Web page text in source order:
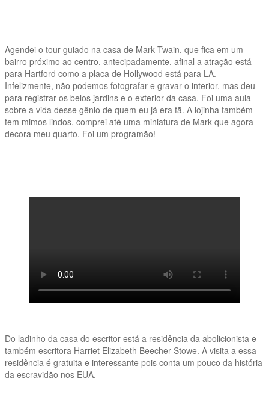
Agendei o tour guiado na casa de Mark Twain, que fica em um
bairro próximo ao centro, antecipadamente, afinal a atração está
para Hartford como a placa de Hollywood está para LA.
Infelizmente, não podemos fotografar e gravar o interior, mas deu
para registrar os belos jardins e o exterior da casa. Foi uma aula
sobre a vida desse gênio de quem eu já era fã. A lojinha também
tem mimos lindos, comprei até uma miniatura de Mark que agora
decora meu quarto. Foi um programão!
Do ladinho da casa do escritor está a residência da abolicionista e
também escritora Harriet Elizabeth Beecher Stowe. A visita a essa
residência é gratuita e interessante pois conta um pouco da história
da escravidão nos EUA.